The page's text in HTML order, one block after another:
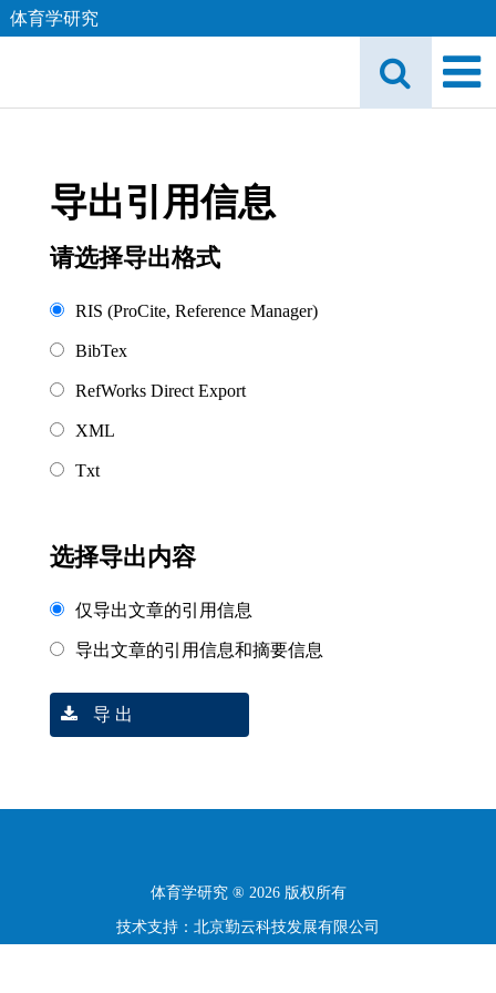
体育学研究
导出引用信息
请选择导出格式
RIS (ProCite, Reference Manager)
BibTex
RefWorks Direct Export
XML
Txt
选择导出内容
仅导出文章的引用信息
导出文章的引用信息和摘要信息
导 出
体育学研究 ® 2026 版权所有
技术支持：北京勤云科技发展有限公司